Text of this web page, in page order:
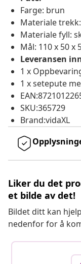
Farge: brun
Materiale
Materiale fyll:
Mål: 110 x 50 x
Leveransen
1 x
1 x setepute
SKU:365729
Brand:vidaXL
Liker du det
et bilde av det!
Bildet ditt kan
nedenfor for å